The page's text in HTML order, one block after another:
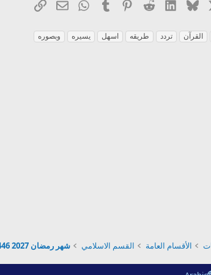
Bluesky
LinkedIn
Reddit
Pinterest
Tumblr
WhatsApp
البريد الإلكتروني
الرابط
القرآن تردد طريقه اسهل يسيره وبصوره
الأقسام العامة القسم الاسلامي شهر رمضان 2027 1446